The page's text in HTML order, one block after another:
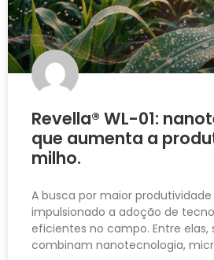
Revella® WL-01:
que aumenta a
milho.
A busca por maior
impulsionado a adoção de
eficientes no campo. Entre elas,
combinam nanotecnologia,